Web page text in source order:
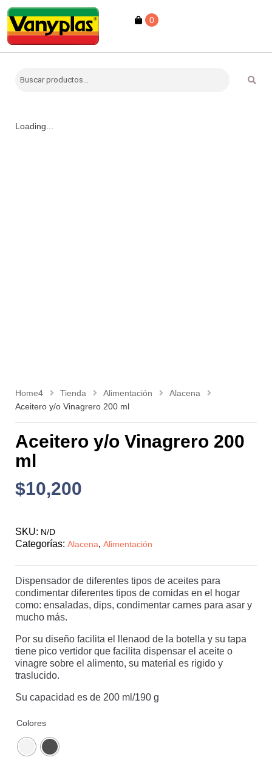
0
Loading...
Home4 Tienda Alimentación
Alacena
Aceitero y/o Vinagrero 200 ml
Aceitero y/o Vinagrero 200
ml
$10,200
SKU: N/D
Categorías: Alacena, Alimentación
Dispensador de diferentes tipos de aceites para
condimentar diferentes tipos de comidas en el hogar
como: ensaladas, dips, condimentar carnes para asar y
mucho más.
Por su diseño facilita el llenaod de la botella y su tapa
tiene pico vertidor que facilita dispensar el aceite o
vinagre sobre el alimento, su material es rigido y
traslucido.
Su capacidad es de 200 ml/190 g
Colores